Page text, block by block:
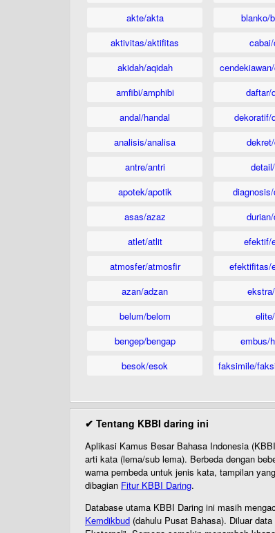
akte/akta
aktivitas/aktifitas
akidah/aqidah
amfibi/amphibi
andal/handal
analisis/analisa
antre/antri
apotek/apotik
asas/azaz
atlet/atlit
atmosfer/atmosfir
azan/adzan
belum/belom
bengep/bengap
besok/esok
blanko/
daftar/
dekoratif/
efektif/
efektifitas/
embus/
faksimile/
✔ Tentang KBBI daring ini
Aplikasi Kamus Besar Bahasa Indonesia
arti kata (lema/sub lema). Berbeda dengan
warna pembeda untuk jenis kata, tampilan
dibagian Fitur KBBI Daring.
Database utama KBBI Daring ini masih
Kemdikbud (dahulu Pusat Bahasa). Diluar